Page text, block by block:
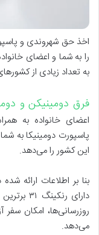
اخذ حق شهروندی و
را به شما و اعضای
به تعداد زیادی از
فرق دومینیکن و
اعضای خانواده به
پاسپورت دومینیکا به
این کشور را می‌دهد.
دارای
می‌دهد.